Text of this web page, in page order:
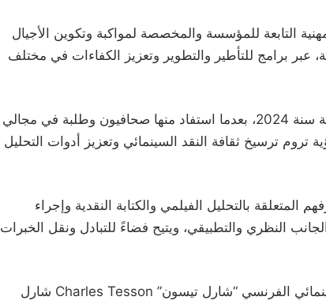
التابعة للمؤسسة والمخصصة لمواكبة وتكوين الأجيال
عبر برامج للتأطير والتطوير وتعزيز الكفاءات في مختلف
وتعد هذه الدورة الخامسة من نوعها منذ إطلاق الورشة سنة 2024، بعدما استفاد منها صحافيون وطلبة في مجالي
تروم ترسيخ ثقافة النقد السينمائي وتعزيز أدوات التحليل
بالتحليل الفيلمي والكتابة النقدية وإجراء
النظري والتطبيقي، ويتيح فضاءً للتبادل ونقل الخبرات
وسيشرف على تأطير هذه الدورة الناقد والمؤرخ السينمائي الفرنسي “شارل تيسون” Charles Tesson شارل